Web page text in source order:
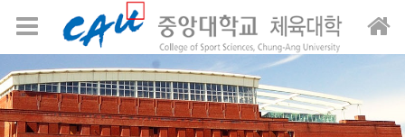
메뉴 건너뛰기